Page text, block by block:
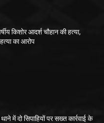
किशोर आदर्श चौहान की हत्या,
का आरोप
में दो सिपाहियों पर सख्त कार्रवाई के